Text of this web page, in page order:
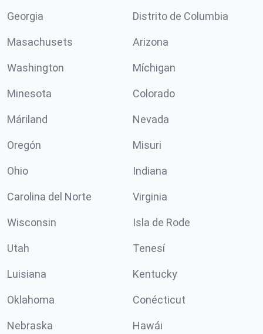
Georgia Distrito de Columbia
Masachusets Arizona
Washington Míchigan
Minesota Colorado
Máriland Nevada
Oregón Misuri
Ohio Indiana
Carolina del Norte Virginia
Wisconsin Isla de Rode
Utah Tenesí
Luisiana Kentucky
Oklahoma Conécticut
Nebraska Hawái